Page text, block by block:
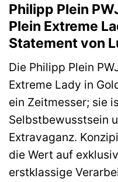
Philipp Plein
Plein Extreme
Statement von
Die Philipp Plein
Extreme Lady in
ein Zeitmesser; sie
Selbstbewusstsein
Extravaganz.
die Wert auf
erstklassige